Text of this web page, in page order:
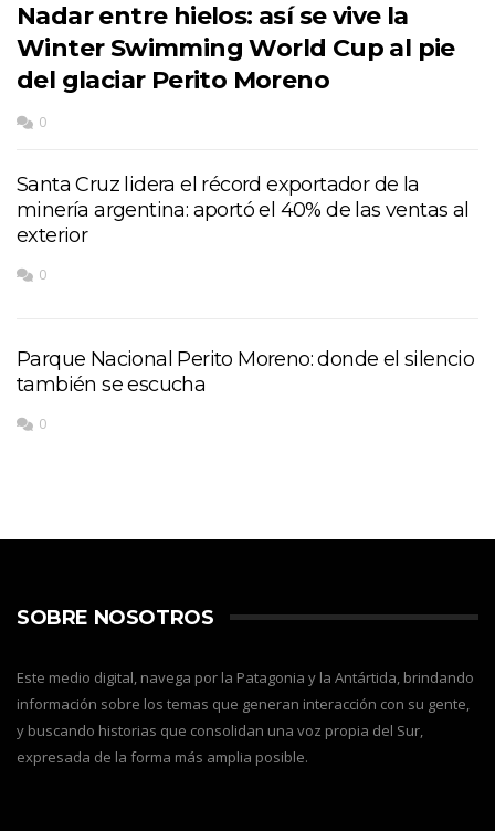
Nadar entre hielos: así se vive la
Winter Swimming World Cup al pie
del glaciar Perito Moreno
0
Santa Cruz lidera el récord exportador de la
minería argentina: aportó el 40% de las ventas al
exterior
0
Parque Nacional Perito Moreno: donde el silencio
también se escucha
0
SOBRE NOSOTROS
Este medio digital, navega por la Patagonia y la Antártida, brindando
información sobre los temas que generan interacción con su gente,
y buscando historias que consolidan una voz propia del Sur,
expresada de la forma más amplia posible.